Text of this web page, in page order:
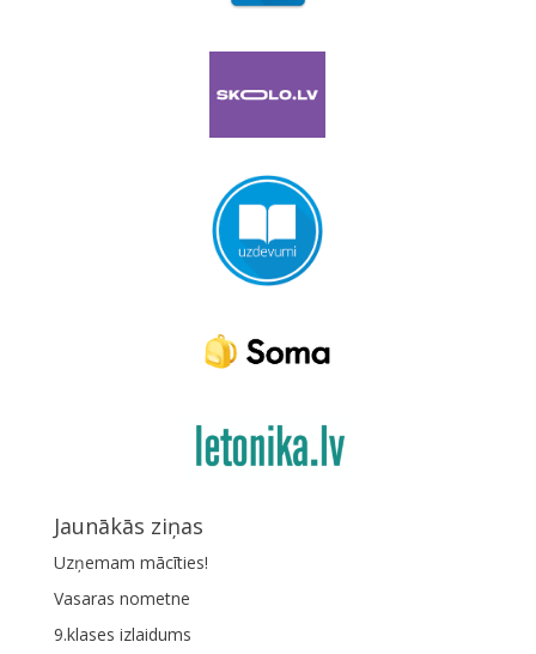
Jaunākās ziņas
Uzņemam mācīties!
Vasaras nometne
9.klases izlaidums